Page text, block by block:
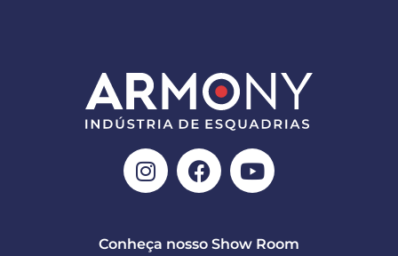
Conheça nosso Show Room